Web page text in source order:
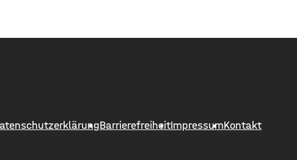
Euro
Polizei zum Handelshof aus und
angesprochene Personen,
BarrierefreiheitImpressumKontakt